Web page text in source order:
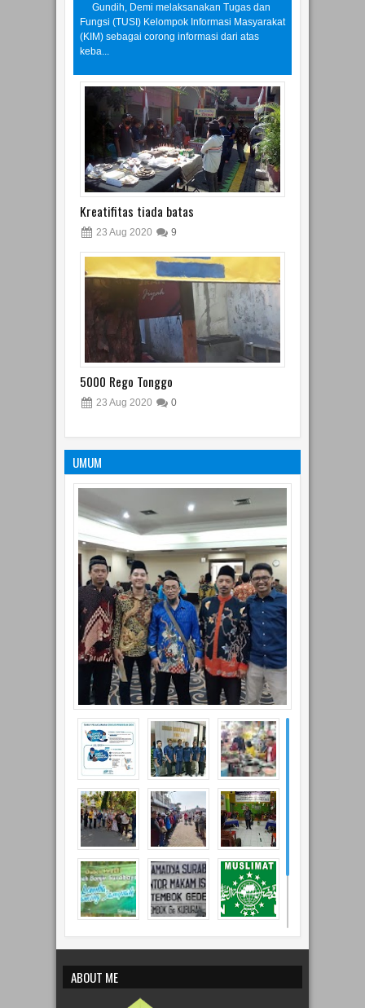
Gundih, Demi melaksanakan Tugas dan
Fungsi (TUSI) Kelompok Informasi Masyarakat
(KIM) sebagai corong informasi dari atas
keba...
Kreatifitas tiada batas
23 Aug 2020 9
5000 Rego Tonggo
23 Aug 2020 0
UMUM
ABOUT ME